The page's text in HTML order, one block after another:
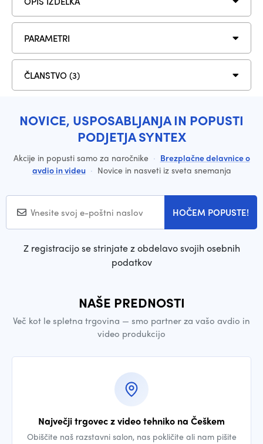
PARAMETRI
ČLANSTVO (3)
NOVICE, USPOSABLJANJA IN POPUSTI
PODJETJA SYNTEX
Akcije in popusti samo za naročnike · Brezplačne delavnice o
avdio in videu · Novice in nasveti iz sveta snemanja
HOČEM POPUSTE!
Z registracijo se strinjate z obdelavo svojih osebnih
podatkov
NAŠE PREDNOSTI
Več kot le spletna trgovina — smo partner za vašo avdio in
video produkcijo
Največji trgovec z video tehniko na Češkem
Obiščite naš razstavni salon, nas pokličite ali nam pišite